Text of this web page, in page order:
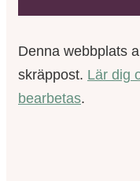
Denna webbplats
skräppost. Lär dig
bearbetas.